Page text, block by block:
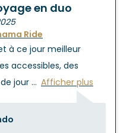
en duo
Ride
à ce jour meilleur
accessibles, des
jour
Afficher plus